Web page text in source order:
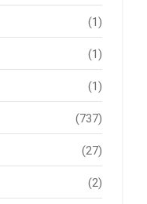
(1)
(1)
(1)
(737)
(27)
(2)